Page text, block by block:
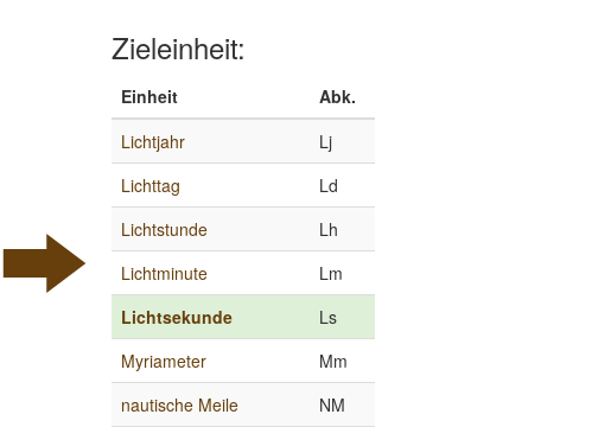
Zieleinheit:
Einheit
Abk.
Lichtjahr
Lj
Lichttag
Ld
Lichtstunde
Lh
Lichtminute
Lm
Lichtsekunde
Ls
Myriameter
Mm
nautische Meile
NM